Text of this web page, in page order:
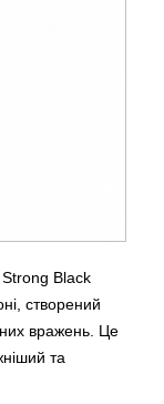
Strong Black
створений
вражень. Це
та